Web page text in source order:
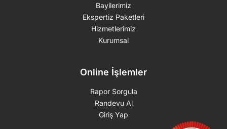
Bayilerimiz
Ekspertiz Paketleri
Hizmetlerimiz
Kurumsal
Online İşlemler
Rapor Sorgula
Randevu Al
Giriş Yap